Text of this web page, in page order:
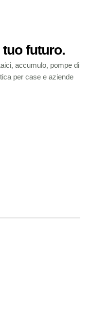
futuro.
accumulo, pompe di
per case e aziende